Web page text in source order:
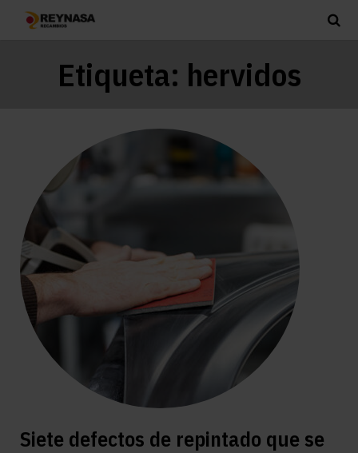
Etiqueta: hervidos
Siete defectos de repintado que se